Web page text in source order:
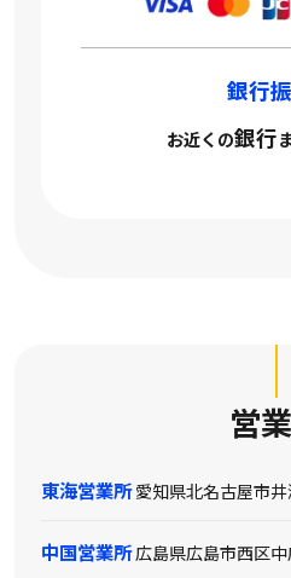
銀行
お近くの銀行
営
東海営業所 愛知県北名古屋市
中国営業所広島県広島市西区